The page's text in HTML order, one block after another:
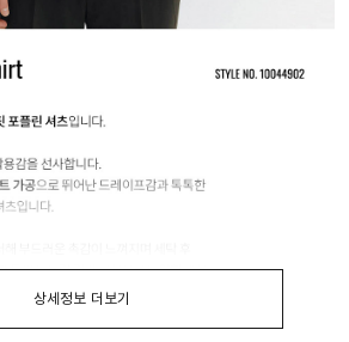
상세정보 더보기